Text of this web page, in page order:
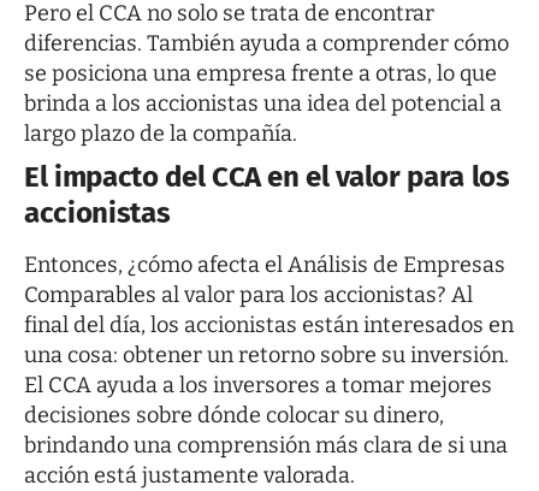
Pero el CCA no solo se trata de encontrar
diferencias. También ayuda a comprender cómo
se posiciona una empresa frente a otras, lo que
brinda a los accionistas una idea del potencial a
largo plazo de la compañía.
El impacto del CCA en el valor para los
accionistas
Entonces, ¿cómo afecta el Análisis de Empresas
Comparables al valor para los accionistas? Al
final del día, los accionistas están interesados en
una cosa: obtener un retorno sobre su inversión.
El CCA ayuda a los inversores a tomar mejores
decisiones sobre dónde colocar su dinero,
brindando una comprensión más clara de si una
acción está justamente valorada.